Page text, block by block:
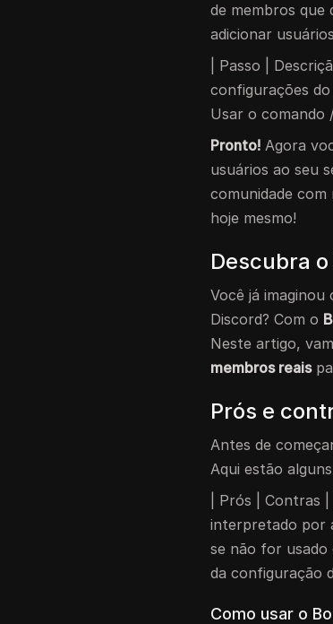
de membros que
adicionar
| Passo |
configurações do
Usar o comando
Pronto! Agora
usuários ao seu
comunidade
hoje mesmo!
Descubra
Você já imaginou
Discord? Com o
Neste artigo,
membros reais
Prós e
Antes de
Aqui estão
| Prós | Contras
interpretado por
se não for usado
da configuração
Como usar o